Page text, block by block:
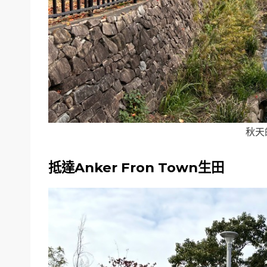
秋天
抵達Anker Fron Town生田